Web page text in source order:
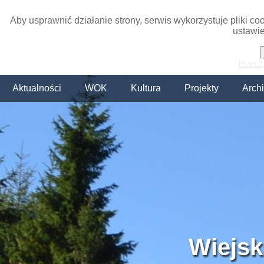
Aby usprawnić działanie strony, serwis wykorzystuje pliki
Aktualności WOK Kultura Projekty